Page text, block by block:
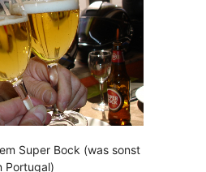
Super Bock (was sonst
Portugal)